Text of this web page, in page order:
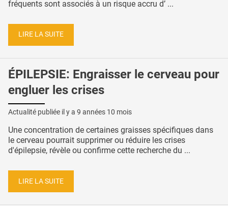
fréquents sont associés à un risque accru d’ ...
LIRE LA SUITE
ÉPILEPSIE: Engraisser le cerveau pour
engluer les crises
Actualité publiée il y a 9 années 10 mois
Une concentration de certaines graisses spécifiques dans
le cerveau pourrait supprimer ou réduire les crises
d'épilepsie, révèle ou confirme cette recherche du ...
LIRE LA SUITE